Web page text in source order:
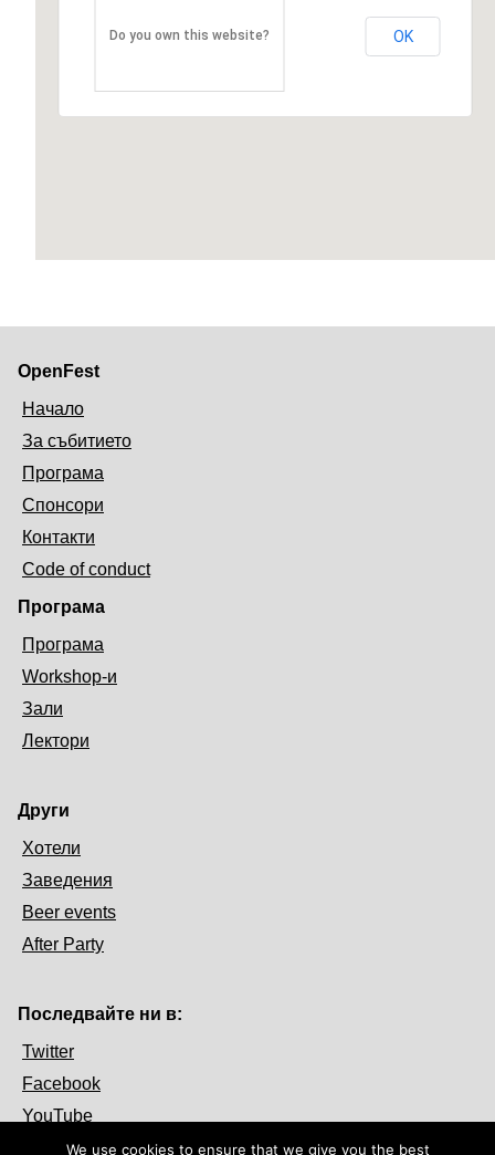
Do you own this website? OK
OpenFest
Начало
За събитието
Програма
Спонсори
Контакти
Code of conduct
Програма
Програма
Workshop-и
Зали
Лектори
Други
Хотели
Заведения
Beer events
After Party
Последвайте ни в:
Twitter
Facebook
YouTube
We use cookies to ensure that we give you the best